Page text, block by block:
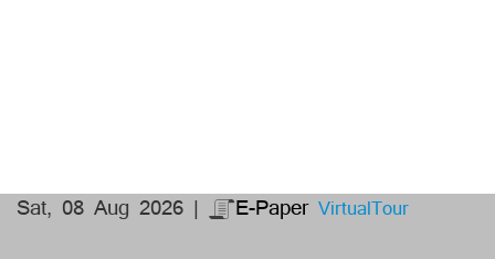
Sat, 08 Aug 2026 | E-Paper VirtualTour